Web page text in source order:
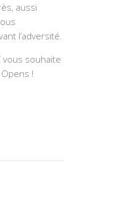
aussi
l’adversité.
vous souhaite
!